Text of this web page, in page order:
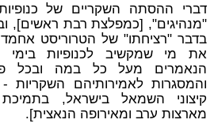
דברי ההסתה השקריים של
"מנהיגים", [כמפלצת רבת ראשים],
בדבר "רציחתו" של הטרוריסט
את מי שמקשיב לכנופיות בימי
הנאמרים מעל כל במה ובכל
והמסגרות לאמירותיהם השקריות
קיצוני השמאל בישראל, בתמיכת
מארצות ערב ומאירופה הנאצית].